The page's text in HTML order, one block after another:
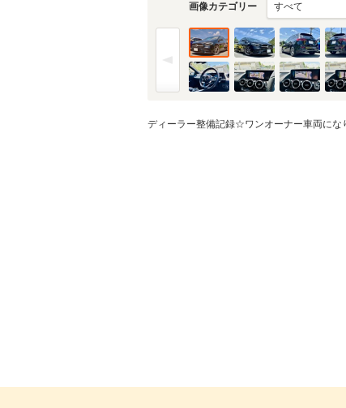
画像カテゴリー
ディーラー整備記録☆ワンオーナー車両にな